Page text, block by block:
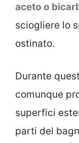
aceto o
sciogliere lo
ostinato.
Durante
comunque
superfici
parti del